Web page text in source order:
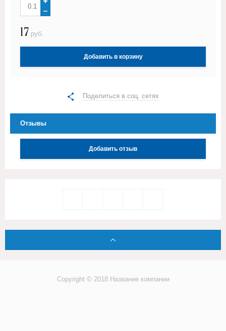
17 руб.
Добавить в корзину
Поделиться в соц. сетях
Отзывы
Добавить отзыв
Copyright © 2018 Название компании